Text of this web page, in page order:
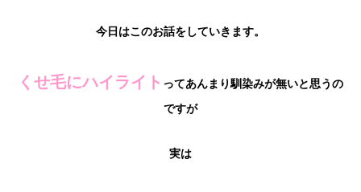
今日はこのお話をしていきます。
くせ毛にハイライト ってあんまり馴染みが無いと思うの
ですが
実は